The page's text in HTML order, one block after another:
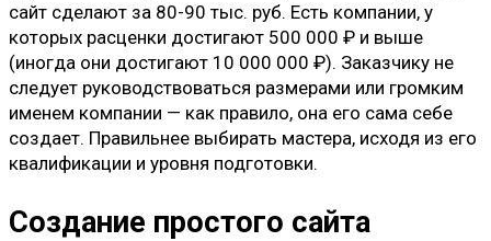
сайт сделают за 80-90 тыс. руб. Есть компании, у
которых расценки достигают 500 000 ₽ и выше
(иногда они достигают 10 000 000 ₽). Заказчику не
следует руководствоваться размерами или громким
именем компании — как правило, она его сама себе
создает. Правильнее выбирать мастера, исходя из его
квалификации и уровня подготовки.
Создание простого сайта